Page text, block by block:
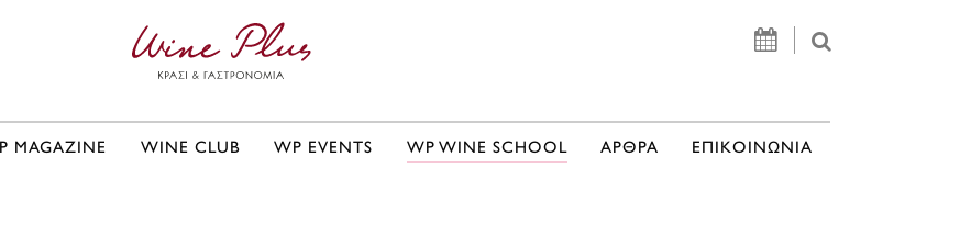
MAGAZINE WINE CLUB WP EVENTS WP WINE SCHOOL ΑΡΘΡΑ ΕΠΙΚΟΙΝΩΝΙΑ